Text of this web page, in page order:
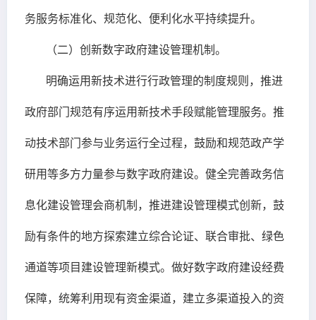
务服务标准化、规范化、便利化水平持续提升。
（二）创新数字政府建设管理机制。
明确运用新技术进行行政管理的制度规则，推进
政府部门规范有序运用新技术手段赋能管理服务。推
动技术部门参与业务运行全过程，鼓励和规范政产学
研用等多方力量参与数字政府建设。健全完善政务信
息化建设管理会商机制，推进建设管理模式创新，鼓
励有条件的地方探索建立综合论证、联合审批、绿色
通道等项目建设管理新模式。做好数字政府建设经费
保障，统筹利用现有资金渠道，建立多渠道投入的资